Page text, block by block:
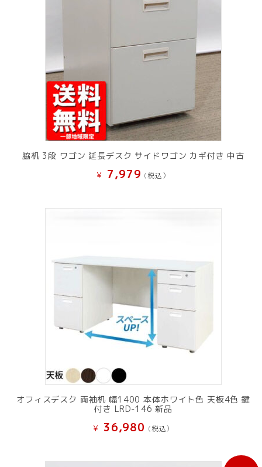
脇机 3段 ワゴン 延長デスク サイドワゴン カギ付き 中古
¥ 7,979 (税込）
オフィスデスク 両袖机 幅1400 本体ホワイト色 天板4色 鍵
付き LRD-146 新品
¥ 36,980 (税込）